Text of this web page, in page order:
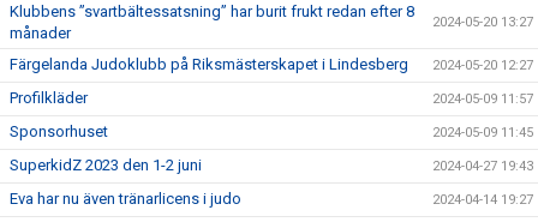
Klubbens ”svartbältessatsning” har burit frukt redan efter 8
månader
2024-05-20 13:27
Färgelanda Judoklubb på Riksmästerskapet i Lindesberg 2024-05-20 12:27
Profilkläder 2024-05-09 11:57
Sponsorhuset 2024-05-09 11:45
SuperkidZ 2023 den 1-2 juni 2024-04-27 19:43
Eva har nu även tränarlicens i judo 2024-04-14 19:27